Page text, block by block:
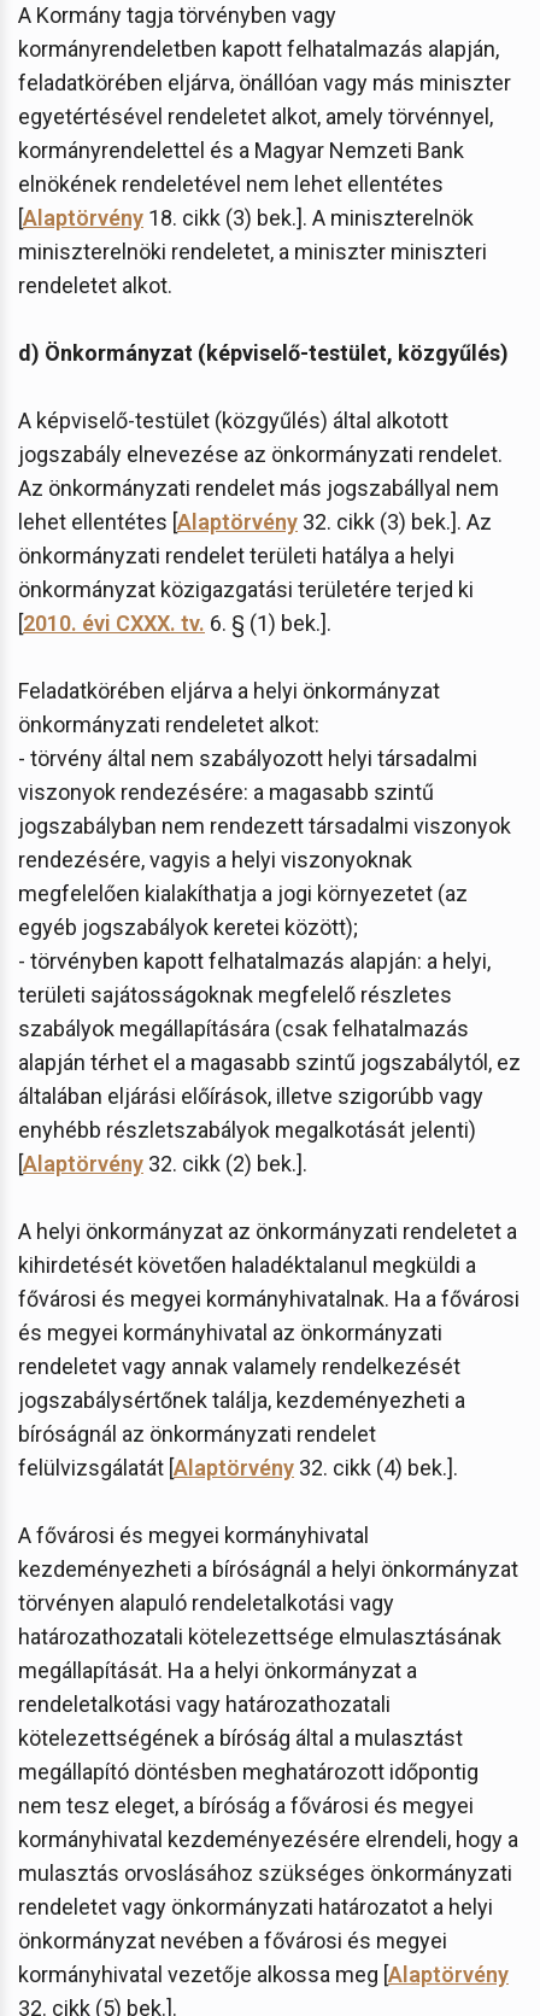
A Kormány tagja törvényben vagy
kormányrendeletben kapott felhatalmazás alapján,
feladatkörében eljárva, önállóan vagy más miniszter
egyetértésével rendeletet alkot, amely törvénnyel,
kormányrendelettel és a Magyar Nemzeti Bank
elnökének rendeletével nem lehet ellentétes
[Alaptörvény 18. cikk (3) bek.]. A miniszterelnök
miniszterelnöki rendeletet, a miniszter miniszteri
rendeletet alkot.
d) Önkormányzat (képviselő-testület, közgyűlés)
A képviselő-testület (közgyűlés) által alkotott
jogszabály elnevezése az önkormányzati rendelet.
Az önkormányzati rendelet más jogszabállyal nem
lehet ellentétes [Alaptörvény 32. cikk (3) bek.]. Az
önkormányzati rendelet területi hatálya a helyi
önkormányzat közigazgatási területére terjed ki
[2010. évi CXXX. tv. 6. § (1) bek.].
Feladatkörében eljárva a helyi önkormányzat
önkormányzati rendeletet alkot:
- törvény által nem szabályozott helyi társadalmi
viszonyok rendezésére: a magasabb szintű
jogszabályban nem rendezett társadalmi viszonyok
rendezésére, vagyis a helyi viszonyoknak
megfelelően kialakíthatja a jogi környezetet (az
egyéb jogszabályok keretei között);
- törvényben kapott felhatalmazás alapján: a helyi,
területi sajátosságoknak megfelelő részletes
szabályok megállapítására (csak felhatalmazás
alapján térhet el a magasabb szintű jogszabálytól, ez
általában eljárási előírások, illetve szigorúbb vagy
enyhébb részletszabályok megalkotását jelenti)
[Alaptörvény 32. cikk (2) bek.].
A helyi önkormányzat az önkormányzati rendeletet a
kihirdetését követően haladéktalanul megküldi a
fővárosi és megyei kormányhivatalnak. Ha a fővárosi
és megyei kormányhivatal az önkormányzati
rendeletet vagy annak valamely rendelkezését
jogszabálysértőnek találja, kezdeményezheti a
bíróságnál az önkormányzati rendelet
felülvizsgálatát [Alaptörvény 32. cikk (4) bek.].
A fővárosi és megyei kormányhivatal
kezdeményezheti a bíróságnál a helyi önkormányzat
törvényen alapuló rendeletalkotási vagy
határozathozatali kötelezettsége elmulasztásának
megállapítását. Ha a helyi önkormányzat a
rendeletalkotási vagy határozathozatali
kötelezettségének a bíróság által a mulasztást
megállapító döntésben meghatározott időpontig
nem tesz eleget, a bíróság a fővárosi és megyei
kormányhivatal kezdeményezésére elrendeli, hogy a
mulasztás orvoslásához szükséges önkormányzati
rendeletet vagy önkormányzati határozatot a helyi
önkormányzat nevében a fővárosi és megyei
kormányhivatal vezetője alkossa meg [Alaptörvény
32. cikk (5) bek.].